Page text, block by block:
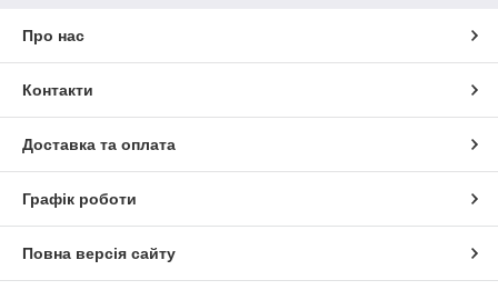
Про нас
Контакти
Доставка та оплата
Графік роботи
Повна версія сайту